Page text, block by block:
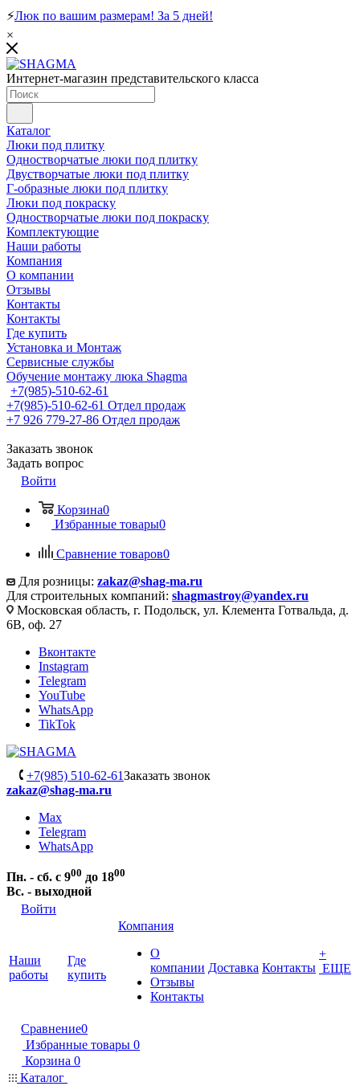
⚡Люк по вашим размерам! За 5 дней!
×
Интернет-магазин представительского класса
Каталог
Люки под плитку
Одностворчатые люки под плитку
Двустворчатые люки под плитку
Г-образные люки под плитку
Люки под покраску
Одностворчатые люки под покраску
Комплектующие
Наши работы
Компания
О компании
Отзывы
Контакты
Контакты
Где купить
Установка и Монтаж
Сервисные службы
Обучение монтажу люка Shagma
+7(985)-510-62-61
+7(985)-510-62-61 Отдел продаж
‪+7 926 779-27-86‬ Отдел продаж
Заказать звонок
Задать вопрос
Войти
Корзина0
Избранные товары0
Сравнение товаров0
Для розницы: zakaz@shag-ma.ru
Для строительных компаний: shagmastroy@yandex.ru
Московская область, г. Подольск, ул. Клемента Готвальда, д.
6В, оф. 27
Вконтакте
Instagram
Telegram
YouTube
WhatsApp
TikTok
+7(985) 510-62-61Заказать звонок
zakaz@shag-ma.ru
Max
Telegram
WhatsApp
Пн. - сб. с 900 до 1800
Вс. - выходной
Войти
Наши
работы
Где
купить
Компания
О
компании
Отзывы
Контакты
Доставка Контакты
+
ЕЩЕ
Сравнение0
Избранные товары 0
Корзина 0
Каталог